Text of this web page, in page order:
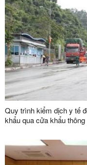
Quy trình kiểm dịch y tế
khẩu qua cửa khẩu
dụng vận chuyển hàng
cửa khẩu quốc tế Hữu
Quốc)